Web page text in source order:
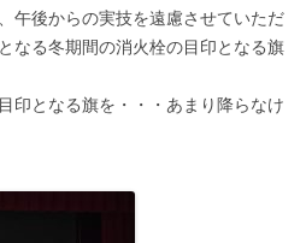
午後からの実技を遠慮させていただ
なる冬期間の消火栓の目印となる旗
となる旗を・・・あまり降らなけ